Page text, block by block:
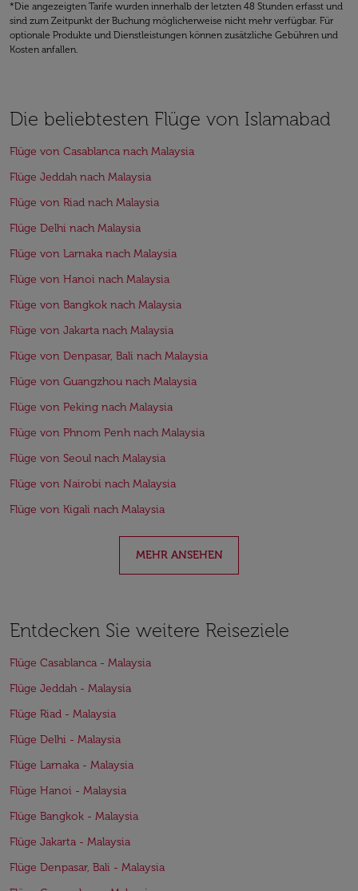
*Die angezeigten Tarife wurden innerhalb der letzten 48 Stunden erfasst und
sind zum Zeitpunkt der Buchung möglicherweise nicht mehr verfügbar. Für
optionale Produkte und Dienstleistungen können zusätzliche Gebühren und
Kosten anfallen.
Die beliebtesten Flüge von Islamabad
Flüge von Casablanca nach Malaysia
Flüge Jeddah nach Malaysia
Flüge von Riad nach Malaysia
Flüge Delhi nach Malaysia
Flüge von Larnaka nach Malaysia
Flüge von Hanoi nach Malaysia
Flüge von Bangkok nach Malaysia
Flüge von Jakarta nach Malaysia
Flüge von Denpasar, Bali nach Malaysia
Flüge von Guangzhou nach Malaysia
Flüge von Peking nach Malaysia
Flüge von Phnom Penh nach Malaysia
Flüge von Seoul nach Malaysia
Flüge von Nairobi nach Malaysia
Flüge von Kigali nach Malaysia
MEHR ANSEHEN
Entdecken Sie weitere Reiseziele
Flüge Casablanca - Malaysia
Flüge Jeddah - Malaysia
Flüge Riad - Malaysia
Flüge Delhi - Malaysia
Flüge Larnaka - Malaysia
Flüge Hanoi - Malaysia
Flüge Bangkok - Malaysia
Flüge Jakarta - Malaysia
Flüge Denpasar, Bali - Malaysia